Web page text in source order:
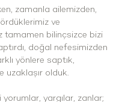
zamanla ailemizden,
ve
tamamen bilinçsizce bizi
doğal nefesimizden
yönlere saptık,
uzaklaşır olduk.
yargılar, zanlar;